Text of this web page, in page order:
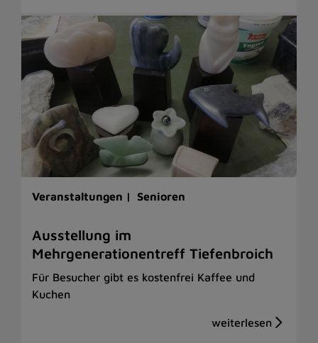
Veranstaltungen | Senioren
Ausstellung im
Mehrgenerationentreff Tiefenbroich
Für Besucher gibt es kostenfrei Kaffee und
Kuchen